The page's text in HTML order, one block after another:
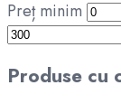
Preț minim
Produse cu